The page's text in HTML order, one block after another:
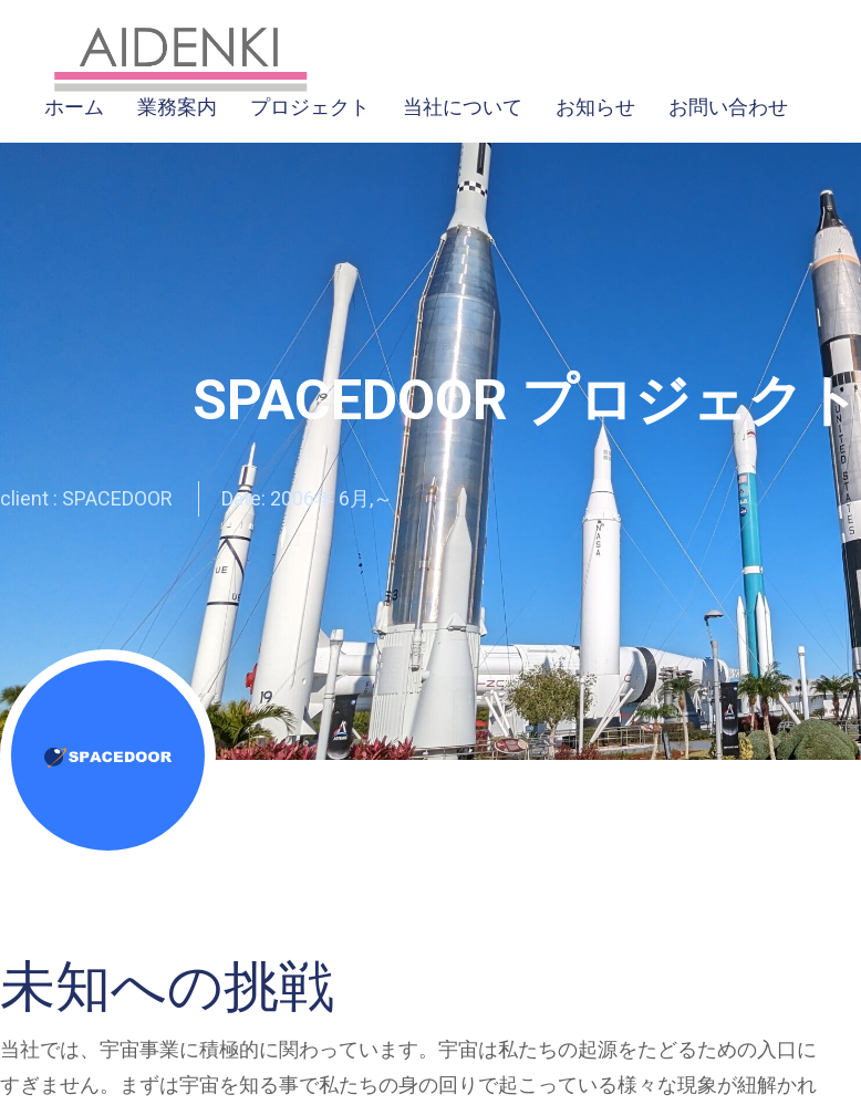
ホーム 業務案内 プロジェクト 当社について お知らせ お問い合わせ
SPACEDOOR プロジェクト
client : SPACEDOOR Date: 2006年 6月,～
未知への挑戦
当社では、宇宙事業に積極的に関わっています。宇宙は私たちの起源をたどるための入口に
すぎません。まずは宇宙を知る事で私たちの身の回りで起こっている様々な現象が紐解かれ